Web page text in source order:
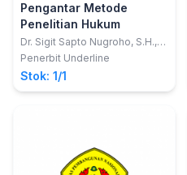
Pengantar Metode
Penelitian Hukum
Dr. Sigit Sapto Nugroho, S.H.,
M.Hum.
Penerbit Underline
Stok: 1/1